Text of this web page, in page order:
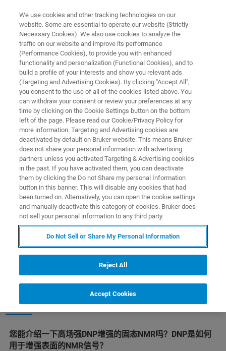
应用文档 - 磁共振
高场强DNP-NMR的发展
联系我们
探索磁共振图书馆
详细了解我们的产品线
我们采访了里昂极高场强NMR中
心的Anne Lesage，采访主题是
关于她所从事的高场强DNP工作
您能介绍一下高场强DNP增强的固态NMR吗？DNP是如何
用于增强表面的NMR信号？
We use cookies and other tracking technologies on our
website. Some are essential to operate our website (Strictly
Necessary Cookies). We also use cookies to analyze the
traffic on our website and improve its performance
(Performance Cookies), to provide you with enhanced
functionality and personalization (Functional Cookies), and to
build a profile of your interests and show you relevant ads
(Targeting and Advertising Cookies). By clicking "Accept All",
you consent to the use of all of the cookies listed above. You
can withdraw your consent or review your preferences at any
time by clicking on the Cookie Settings button on the bottom
left of the page. Please read our Cookie/Privacy Policy for
more information. Targeting and Advertising cookies are
deactivated by default on Bruker website. This means Bruker
does not share your personal information with advertising
partners unless you activated Targeting & Advertising cookies
in the past. If you have activated them, you can deactivate
them by clicking the Do not Share my personal Information
button in this banner. This will disable any cookies that had
been turned on. Alternatively, you can open the cookie settings
and manually deactivate this category of cookies. Bruker does
not sell your personal information to any third party.
Do Not Sell or Share My Personal Information
Reject All
Accept Cookies